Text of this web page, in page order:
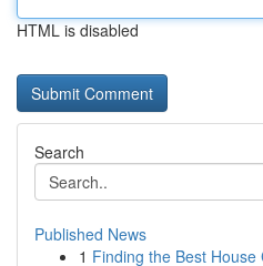
HTML is disabled
Search
Published News
1 Finding the Best